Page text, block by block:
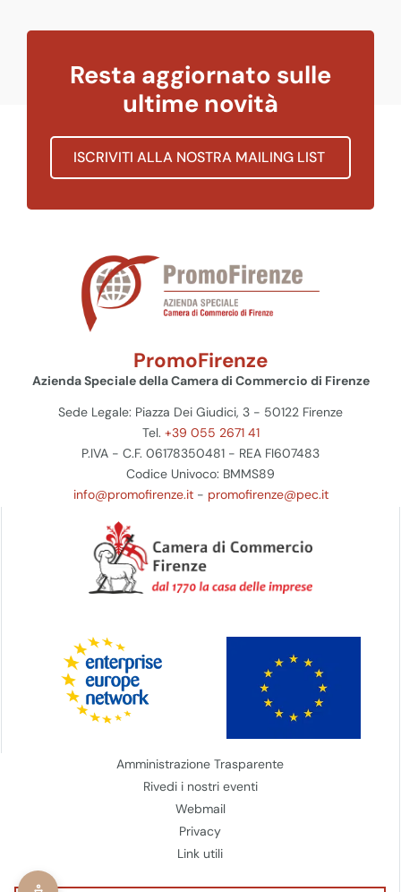
Resta aggiornato sulle
ultime novità
ISCRIVITI ALLA NOSTRA MAILING LIST
PromoFirenze
Azienda Speciale della Camera di Commercio di Firenze
Sede Legale: Piazza Dei Giudici, 3 - 50122 Firenze
Tel. +39 055 2671 41
P.IVA - C.F. 06178350481 - REA FI607483
Codice Univoco: BMMS89
info@promofirenze.it- promofirenze@pec.it
Amministrazione Trasparente
Rivedi i nostri eventi
Webmail
Privacy
Link utili